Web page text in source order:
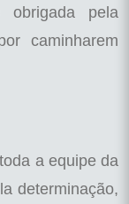
obrigada pela
caminharem
a equipe da
determinação,